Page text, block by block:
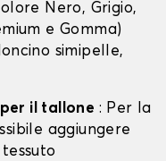
Nero, Grigio,
e Gomma)
simipelle,
il tallone : Per la
aggiungere